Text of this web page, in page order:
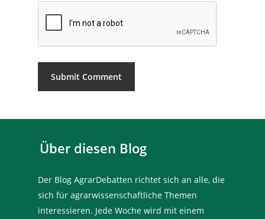
Über diesen Blog
Der Blog AgrarDebatten richtet sich an alle, die
sich für agrarwissenschaftliche Themen
interessieren. Jede Woche wird mit einem